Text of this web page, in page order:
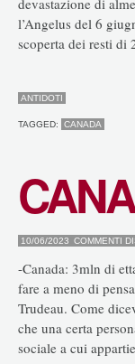
l’Angelus del 6
scoperta dei resti di
ANTIDOTI
TAGGED: CANADA
10/06/2023 COMMENTI
-Canada: 3mln di
fare a meno di
Trudeau. Come
che una certa
sociale a cui